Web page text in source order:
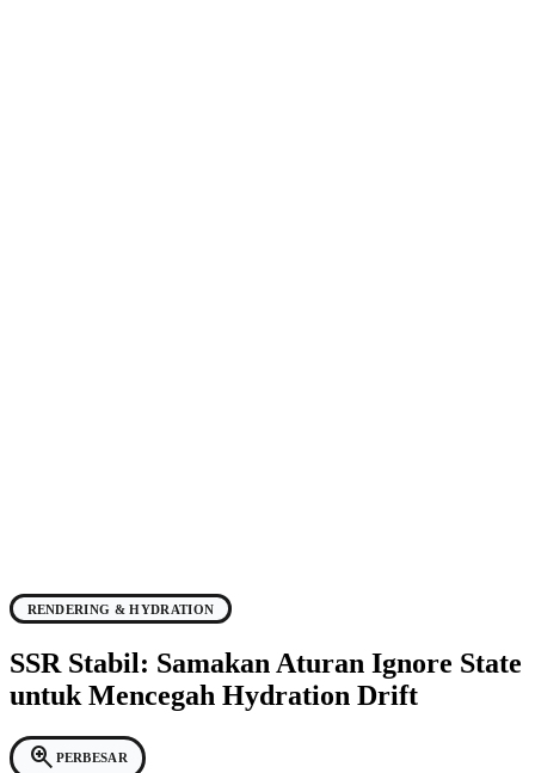
RENDERING & HYDRATION
SSR Stabil: Samakan Aturan Ignore State
untuk Mencegah Hydration Drift
zoom_in PERBESAR